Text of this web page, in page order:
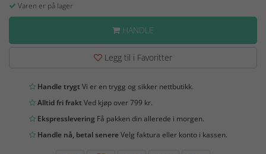
Varen er på lager
HANDLE
Legg til i Favoritter
Handle trygtVi er en trygg og sikker nettbutikk.
Alltid fri fraktVed kjøp over 799 kr.
Ekspresslevering Få pakken din allerede i morgen.
Handle nå, betal senereVelg faktura eller konto i kassen.